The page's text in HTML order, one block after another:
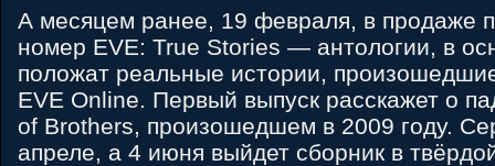
А месяцем ранее, 19 февраля, в продаже
номер EVE: True Stories — антологии, в
положат реальные истории,
EVE Online. Первый выпуск расскажет о
of Brothers, произошедшем в 2009 году.
апреле, а 4 июня выйдет сборник в